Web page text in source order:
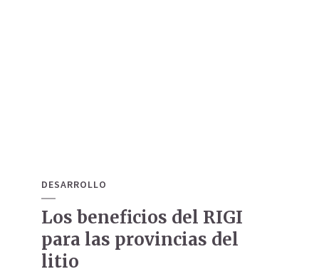
DESARROLLO
Los beneficios del RIGI
para las provincias del
litio